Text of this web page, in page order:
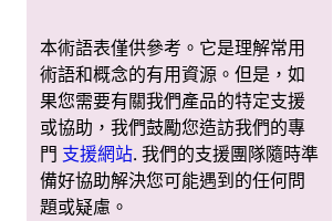
本術語表僅供參考。它是理解常用
術語和概念的有用資源。但是，如
果您需要有關我們產品的特定支援
或協助，我們鼓勵您造訪我們的專
門 支援網站. 我們的支援團隊隨時準
備好協助解決您可能遇到的任何問
題或疑慮。